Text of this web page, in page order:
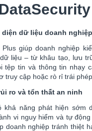
diện dữ liệu doanh nghiệp
Plus giúp doanh nghiệp
liệu – từ khâu tạo, lưu
tệp tin và thông tin nhạy
truy cập hoặc rò rỉ trái phép.
ro và tổn thất an ninh
khả năng phát hiện sớm
vi nguy hiểm và tự
doanh nghiệp tránh thiệt